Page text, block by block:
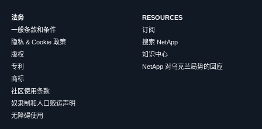
法务
一般条款和条件
隐私 & Cookie 政策
版权
专利
商标
社区使用条款
奴隶制和人口贩运声明
无障碍使用
RESOURCES
订阅
搜索 NetApp
知识中心
NetApp 对乌克兰局势的回应